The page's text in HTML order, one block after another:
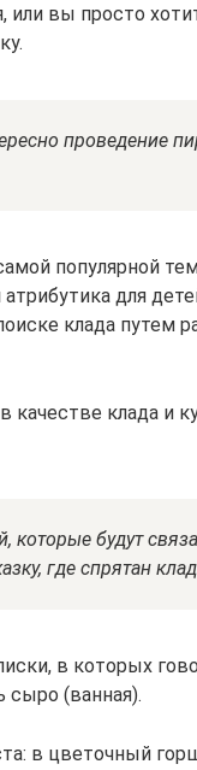
вы просто
проведение
популярной
для
клада путем
качестве клада и
которые будут
где спрятан
в которых
сыро (ванная).
в цветочный